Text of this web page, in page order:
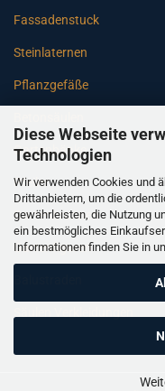
Diese Webseite
Technologien
Wir verwenden Cookies und
Drittanbietern, um die
gewährleisten, die Nutzung
ein bestmögliches
Informationen finden Sie in
Fassadenstuck
Steinlaternen
Pflanzgefäße
Gartenbänke
Pfeiler
Gartenbrunnen
Gartenfiguren